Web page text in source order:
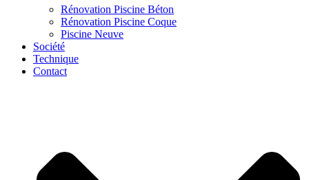
Rénovation Piscine Béton
Rénovation Piscine Coque
Piscine Neuve
Société
Technique
Contact